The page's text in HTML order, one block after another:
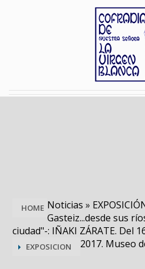
HOME Noticias »
Gasteiz...desde sus
ciudad"-: IÑAKI ZÁRATE. Del
2017. Museo
EXPOSICION